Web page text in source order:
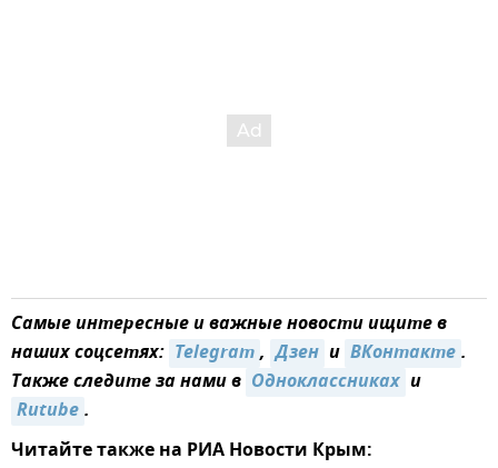
Самые интересные и важные новости ищите в
наших соцсетях: Telegram, Дзен и ВКонтакте.
Также следите за нами в Одноклассниках и
Rutube.
Читайте также на РИА Новости Крым: